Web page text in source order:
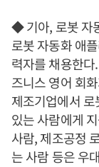
◆ 기아, 로봇 자
로봇 자동화 애
력자를 채용한
즈니스 영어 회
제조기업에서
있는 사람에게
사람, 제조공정
는 사람 등은 우